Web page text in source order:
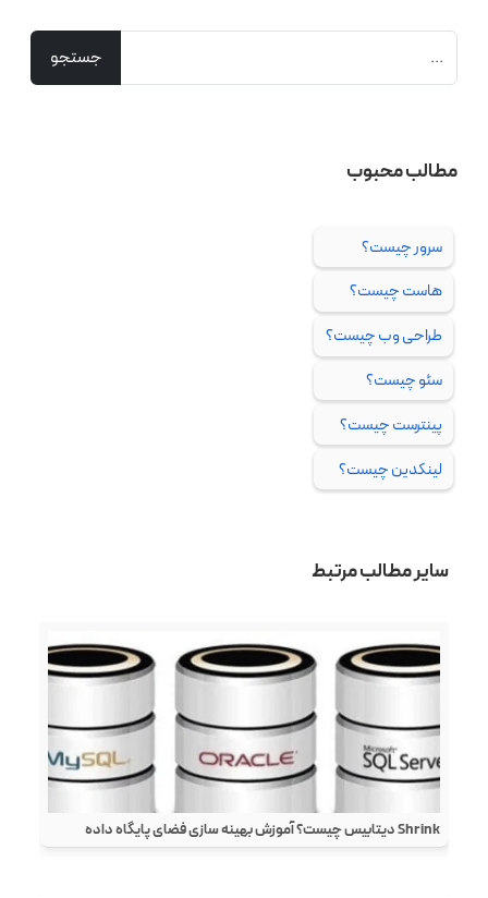
مطالب محبوب
سرور چیست؟
هاست چیست؟
طراحی وب چیست؟
سئو چیست؟
پینترست چیست؟
لینکدین چیست؟
سایر مطالب مرتبط
Shrink دیتابیس چیست؟ آموزش بهینه سازی فضای پایگاه داده